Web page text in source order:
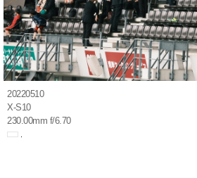
20220510
X-S10
230.00mm f/6.70